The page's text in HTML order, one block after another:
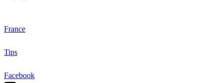
France
Tips
Facebook